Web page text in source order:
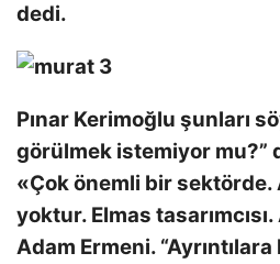
dedi.
Pınar Kerimoğlu şunları
görülmek istemiyor mu?”
«Çok önemli bir sektörde.
yoktur. Elmas
Adam Ermeni. “Ayrıntılara